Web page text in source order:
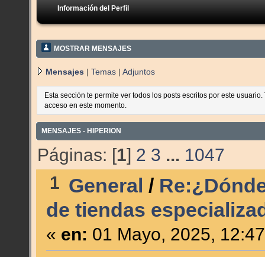
Información del Perfil
MOSTRAR MENSAJES
Mensajes | Temas | Adjuntos
Esta sección te permite ver todos los posts escritos por este
acceso en este momento.
MENSAJES - HIPERION
Páginas: [1] 2 3 ... 1047
1 General /
de tiendas
« en: 01 Mayo, 2025,